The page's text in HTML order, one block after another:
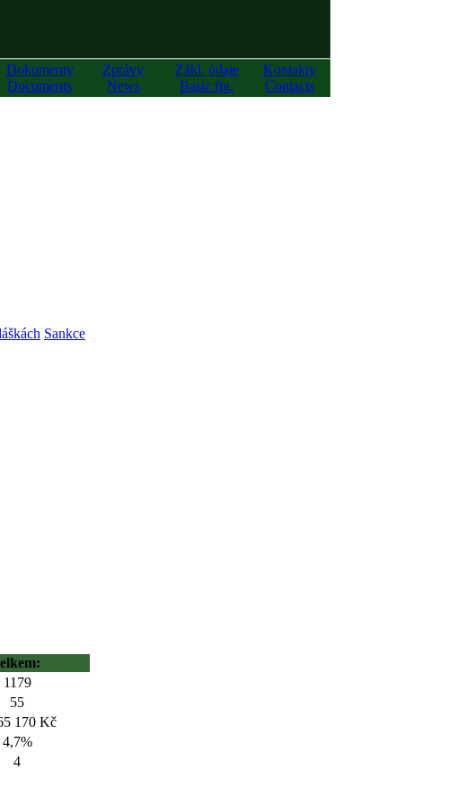
Dokumenty
Documents
Zprávy
News
Zákl. údaje
Basic fig.
Kontakty
Contacts
Sankce
1179
55
170 Kč
4,7%
4